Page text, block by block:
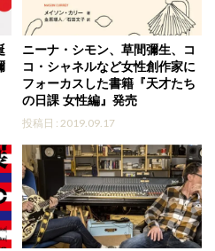
ニーナ・シモン、草間彌生、コ
コ・シャネルなど女性創作家に
フォーカスした書籍『天才たち
の日課 女性編』発売
投稿日 : 2019.09.17